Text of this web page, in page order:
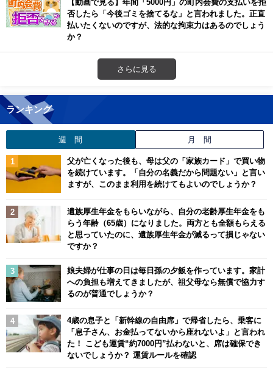
【動画で見る】年間「5000円」の町内会費の支払いを拒
否したら「今後ゴミを捨てるな」と言われました。正直
払いたくないのですが、法的な拘束力はあるのでしょう
か？
さらに見る
ランキング
週 間 月 間
父が亡くなった後も、母は父の「家族カード」で買い物
を続けています。「自分の名義だから問題ない」と言い
ますが、このまま利用を続けてもよいのでしょうか？
遺族厚生年金をもらいながら、自分の老齢厚生年金をも
らう年齢（65歳）になりました。両方とも全額もらえる
と思っていたのに、遺族厚生年金が減るって損じゃない
ですか？
娘夫婦が仕事の日は毎日孫の夕飯を作っています。家計
への負担も増えてきましたが、祖父母なら無償で協力す
るのが普通でしょうか？
4歳の息子と「新幹線の自由席」で帰省したら、乗客に
「息子さん、お金払ってないから座れないよ」と言われ
た！ こども運賃“約7000円”払わないと、席は確保でき
ないでしょうか？ 運賃ルールを確認